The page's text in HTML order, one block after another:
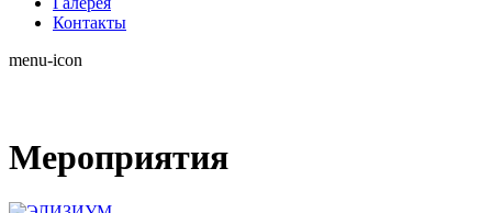
Контакты
menu-icon
Мероприятия